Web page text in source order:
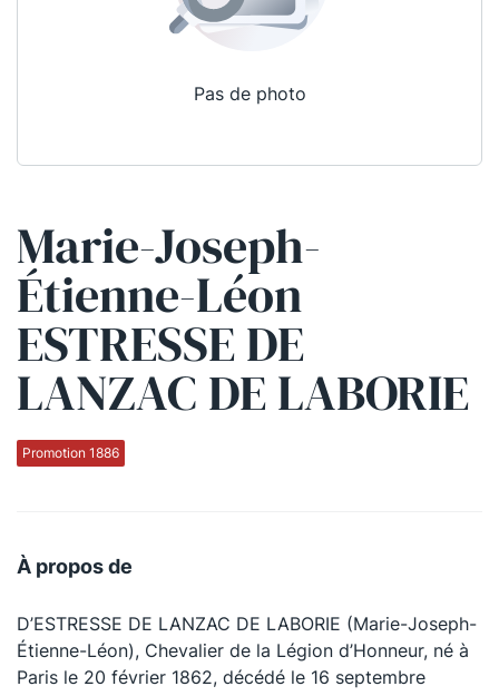
Pas de photo
Marie-Joseph-
Étienne-Léon
ESTRESSE DE
LANZAC DE LABORIE
Promotion 1886
À propos de
D’ESTRESSE DE LANZAC DE LABORIE (Marie-Joseph-
Étienne-Léon), Chevalier de la Légion d’Honneur, né à
Paris le 20 février 1862, décédé le 16 septembre
Qui sommes-nous ?
La Conférence
La Conférence de Renfort
La défense pénale
Les conférences
La Conférence Berryer